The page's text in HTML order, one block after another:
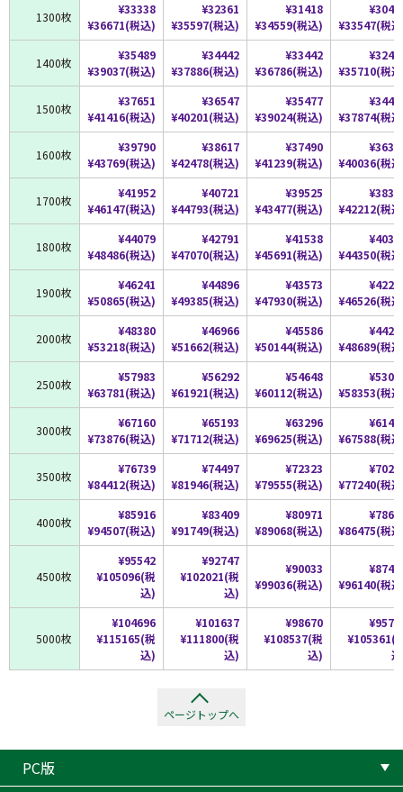
1300枚
¥33338
¥36671(税込)
¥32361
¥35597(税込)
¥31418
¥34559(税込)
¥33547(税
1400枚
¥35489
¥39037(税込)
¥34442
¥37886(税込)
¥33442
¥36786(税込)
¥35710(税
1500枚
¥37651
¥41416(税込)
¥36547
¥40201(税込)
¥35477
¥39024(税込)
¥37874(税
1600枚
¥39790
¥43769(税込)
¥38617
¥42478(税込)
¥37490
¥41239(税込)
¥40036(税
1700枚
¥41952
¥46147(税込)
¥40721
¥44793(税込)
¥39525
¥43477(税込)
¥42212(税
1800枚
¥44079
¥48486(税込)
¥42791
¥47070(税込)
¥41538
¥45691(税込)
¥44350(税
1900枚
¥46241
¥50865(税込)
¥44896
¥49385(税込)
¥43573
¥47930(税込)
¥46526(税
2000枚
¥48380
¥53218(税込)
¥46966
¥51662(税込)
¥45586
¥50144(税込)
¥48689(税
2500枚
¥57983
¥63781(税込)
¥56292
¥61921(税込)
¥54648
¥60112(税込)
¥58353(税
3000枚
¥67160
¥73876(税込)
¥65193
¥71712(税込)
¥63296
¥69625(税込)
¥67588(税
3500枚
¥76739
¥84412(税込)
¥74497
¥81946(税込)
¥72323
¥79555(税込)
¥77240(税
4000枚
¥85916
¥94507(税込)
¥83409
¥91749(税込)
¥80971
¥89068(税込)
¥86475(税
4500枚
¥95542
¥105096(税
込)
¥92747
¥102021(税
込)
¥90033
¥99036(税込)
¥96140(税
5000枚
¥104696
¥115165(税
込)
¥101637
¥111800(税
込)
¥98670
¥108537(税
込)
¥105361(
ページトップへ
PC版